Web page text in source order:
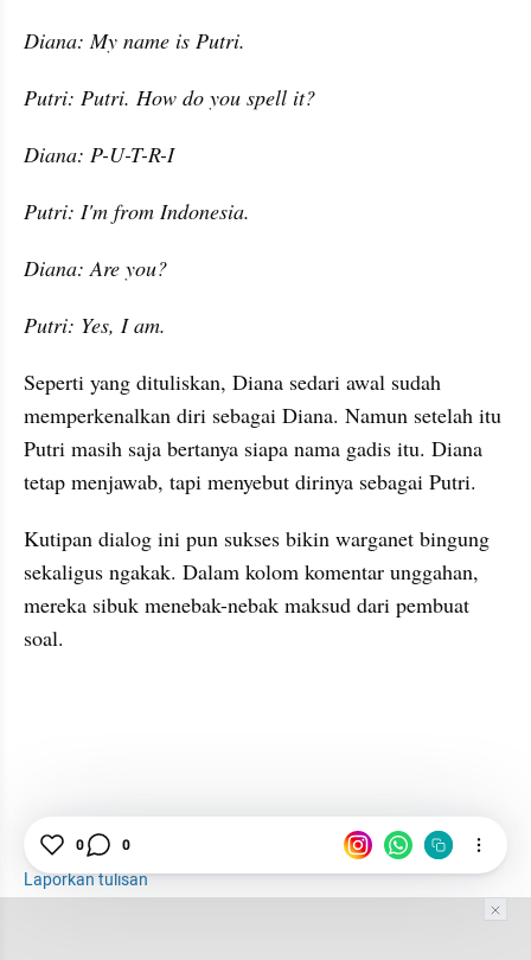
Diana: My name is Putri.
Putri: Putri. How do you spell it?
Diana: P-U-T-R-I
Putri: I'm from Indonesia.
Diana: Are you?
Putri: Yes, I am.
Seperti yang dituliskan, Diana sedari awal sudah
memperkenalkan diri sebagai Diana. Namun setelah itu
Putri masih saja bertanya siapa nama gadis itu. Diana
tetap menjawab, tapi menyebut dirinya sebagai Putri.
Kutipan dialog ini pun sukses bikin warganet bingung
sekaligus ngakak. Dalam kolom komentar unggahan,
mereka sibuk menebak-nebak maksud dari pembuat
soal.
Bahasa Inggris
Laporkan tulisan
0 0